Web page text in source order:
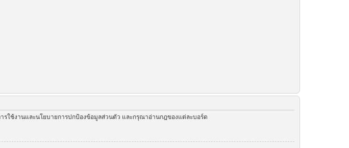
รใช้งานและนโยบายการปกป้องข้อมูลส่วนตัว และกรุณาอ่านกฎของแต่ละบอร์ด